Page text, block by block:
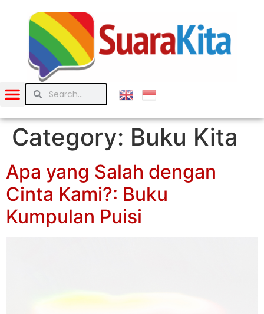
Category: Buku Kita
Apa yang Salah dengan
Cinta Kami?: Buku
Kumpulan Puisi